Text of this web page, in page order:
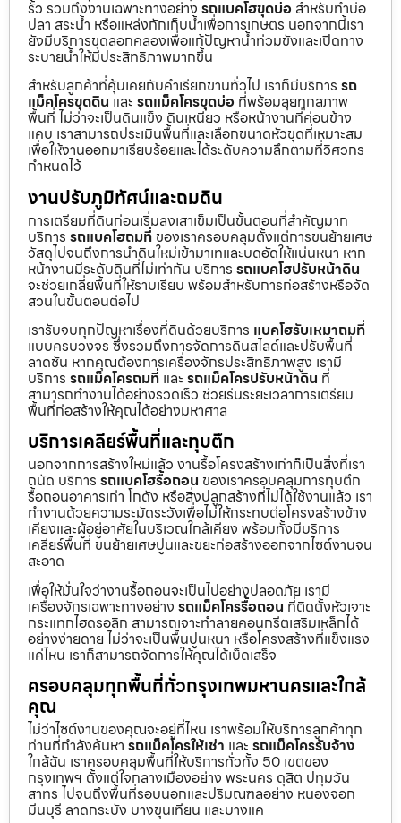
รั้ว รวมถึงงานเฉพาะทางอย่าง รถแบคโฮขุดบ่อ สำหรับทำบ่อ
ปลา สระน้ำ หรือแหล่งกักเก็บน้ำเพื่อการเกษตร นอกจากนี้เรา
ยังมีบริการขุดลอกคลองเพื่อแก้ปัญหาน้ำท่วมขังและเปิดทาง
ระบายน้ำให้มีประสิทธิภาพมากขึ้น
สำหรับลูกค้าที่คุ้นเคยกับคำเรียกขานทั่วไป เราก็มีบริการ รถ
แม็คโครขุดดิน และ รถแม็คโครขุดบ่อ ที่พร้อมลุยทุกสภาพ
พื้นที่ ไม่ว่าจะเป็นดินแข็ง ดินเหนียว หรือหน้างานที่ค่อนข้าง
แคบ เราสามารถประเมินพื้นที่และเลือกขนาดหัวขุดที่เหมาะสม
เพื่อให้งานออกมาเรียบร้อยและได้ระดับความลึกตามที่วิศวกร
กำหนดไว้
งานปรับภูมิทัศน์และถมดิน
การเตรียมที่ดินก่อนเริ่มลงเสาเข็มเป็นขั้นตอนที่สำคัญมาก
บริการ รถแบคโฮถมที่ ของเราครอบคลุมตั้งแต่การขนย้ายเศษ
วัสดุไปจนถึงการนำดินใหม่เข้ามาเทและบดอัดให้แน่นหนา หาก
หน้างานมีระดับดินที่ไม่เท่ากัน บริการ รถแบคโฮปรับหน้าดิน
จะช่วยเกลี่ยพื้นที่ให้ราบเรียบ พร้อมสำหรับการก่อสร้างหรือจัด
สวนในขั้นตอนต่อไป
เรารับจบทุกปัญหาเรื่องที่ดินด้วยบริการ แบคโฮรับเหมาถมที่
แบบครบวงจร ซึ่งรวมถึงการจัดการดินสไลด์และปรับพื้นที่
ลาดชัน หากคุณต้องการเครื่องจักรประสิทธิภาพสูง เรามี
บริการ รถแม็คโครถมที่ และ รถแม็คโครปรับหน้าดิน ที่
สามารถทำงานได้อย่างรวดเร็ว ช่วยร่นระยะเวลาการเตรียม
พื้นที่ก่อสร้างให้คุณได้อย่างมหาศาล
บริการเคลียร์พื้นที่และทุบตึก
นอกจากการสร้างใหม่แล้ว งานรื้อโครงสร้างเก่าก็เป็นสิ่งที่เรา
ถนัด บริการ รถแบคโฮรื้อถอน ของเราครอบคลุมการทุบตึก
รื้อถอนอาคารเก่า โกดัง หรือสิ่งปลูกสร้างที่ไม่ได้ใช้งานแล้ว เรา
ทำงานด้วยความระมัดระวังเพื่อไม่ให้กระทบต่อโครงสร้างข้าง
เคียงและผู้อยู่อาศัยในบริเวณใกล้เคียง พร้อมทั้งมีบริการ
เคลียร์พื้นที่ ขนย้ายเศษปูนและขยะก่อสร้างออกจากไซต์งานจน
สะอาด
เพื่อให้มั่นใจว่างานรื้อถอนจะเป็นไปอย่างปลอดภัย เรามี
เครื่องจักรเฉพาะทางอย่าง รถแม็คโครรื้อถอน ที่ติดตั้งหัวเจาะ
กระแทกไฮดรอลิก สามารถเจาะทำลายคอนกรีตเสริมเหล็กได้
อย่างง่ายดาย ไม่ว่าจะเป็นพื้นปูนหนา หรือโครงสร้างที่แข็งแรง
แค่ไหน เราก็สามารถจัดการให้คุณได้เบ็ดเสร็จ
ครอบคลุมทุกพื้นที่ทั่วกรุงเทพมหานครและใกล้
คุณ
ไม่ว่าไซต์งานของคุณจะอยู่ที่ไหน เราพร้อมให้บริการลูกค้าทุก
ท่านที่กำลังค้นหา รถแม็คโครให้เช่า และ รถแม็คโครรับจ้าง
ใกล้ฉัน เราครอบคลุมพื้นที่ให้บริการทั่วทั้ง 50 เขตของ
กรุงเทพฯ ตั้งแต่ใจกลางเมืองอย่าง พระนคร ดุสิต ปทุมวัน
สาทร ไปจนถึงพื้นที่รอบนอกและปริมณฑลอย่าง หนองจอก
มีนบุรี ลาดกระบัง บางขุนเทียน และบางแค